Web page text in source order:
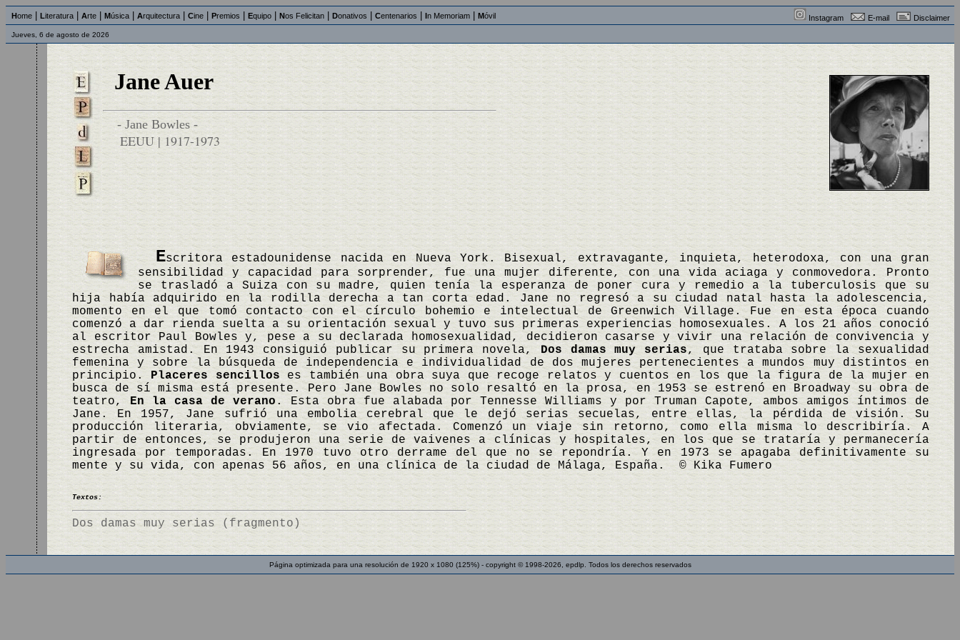
Home Literatura Arte Música Arquitectura Cine Premios Equipo Nos Felicitan Donativos Centenarios In Memoriam Móvil Instagram E-mail Disclaimer
Jueves, 6 de agosto de 2026
Jane Auer
- Jane Bowles -
EEUU | 1917-1973
Escritora estadounidense nacida en Nueva York. Bisexual, extravagante, inquieta, heterodoxa, con una gran
sensibilidad y capacidad para sorprender, fue una mujer diferente, con una vida aciaga y conmovedora. Pronto
se trasladó a Suiza con su madre, quien tenía la esperanza de poner cura y remedio a la tuberculosis que su
hija había adquirido en la rodilla derecha a tan corta edad. Jane no regresó a su ciudad natal hasta la adolescencia,
momento en el que tomó contacto con el círculo bohemio e intelectual de Greenwich Village. Fue en esta época cuando
comenzó a dar rienda suelta a su orientación sexual y tuvo sus primeras experiencias homosexuales. A los 21 años conoció
al escritor Paul Bowles y, pese a su declarada homosexualidad, decidieron casarse y vivir una relación de convivencia y
estrecha amistad. En 1943 consiguió publicar su primera novela, Dos damas muy serias, que trataba sobre la sexualidad
femenina y sobre la búsqueda de independencia e individualidad de dos mujeres pertenecientes a mundos muy distintos en
principio. Placeres sencilloses también una obra suya que recoge relatos y cuentos en los que la figura de la mujer en
busca de sí misma está presente. Pero Jane Bowles no solo resaltó en la prosa, en 1953 se estrenó en Broadway su obra de
teatro,En la casa de verano . Esta obra fue alabada por Tennesse Williams y por Truman Capote, ambos amigos íntimos de
Jane. En 1957, Jane sufrió una embolia cerebral que le dejó serias secuelas, entre ellas, la pérdida de visión. Su
producción literaria, obviamente, se vio afectada. Comenzó un viaje sin retorno, como ella misma lo describiría. A
partir de entonces, se produjeron una serie de vaivenes a clínicas y hospitales, en los que se trataría y permanecería
ingresada por temporadas. En 1970 tuvo otro derrame del que no se repondría. Y en 1973 se apagaba definitivamente su
mente y su vida, con apenas 56 años, en una clínica de la ciudad de Málaga, España. © Kika Fumero
Textos:
Dos damas muy serias (fragmento)
Página optimizada para una resolución de 1920 x 1080 (125%) - copyright © 1998-2026, epdlp. Todos los derechos reservados